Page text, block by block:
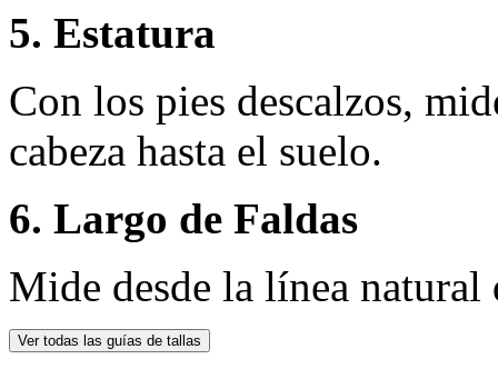
5. Estatura
Con los pies descalzos,
cabeza hasta el suelo.
6. Largo de Faldas
Mide desde la línea
Ver todas las guías de tallas